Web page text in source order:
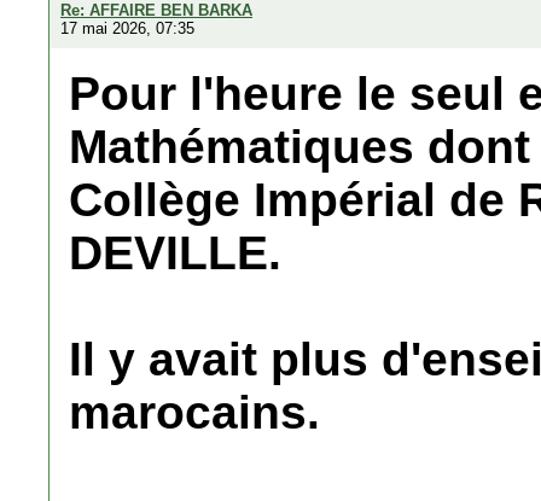
Re: AFFAIRE BEN BARKA
17 mai 2026, 07:35
Pour l'heure le seul
Mathématiques
Collège Impérial de
DEVILLE.
Il y avait plus
marocains.